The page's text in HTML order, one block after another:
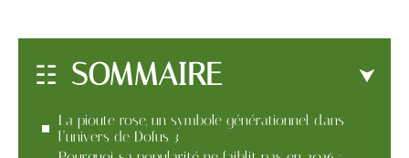
SOMMAIRE
La pioute rose, un symbole générationnel dans
l’univers de Dofus 3